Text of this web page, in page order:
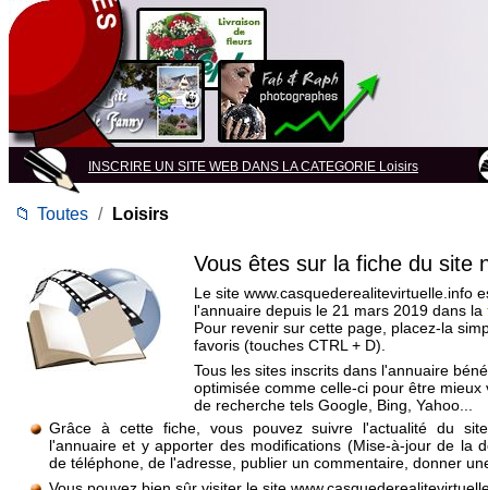
INSCRIRE UN SITE WEB DANS LA CATEGORIE Loisirs
📁 Toutes / Loisirs
Vous êtes sur la fiche du site
Le site www.casquederealitevirtuelle.info
l'annuaire depuis le 21 mars 2019 dans la
Pour revenir sur cette page, placez-la
favoris (touches CTRL + D).
Tous les sites inscrits dans l'annuaire
optimisée comme celle-ci pour être mieux
de recherche tels Google, Bing, Yahoo...
Grâce à cette fiche, vous pouvez suivre l'actualité du
l'annuaire et y apporter des modifications (Mise-à-jour de la
de téléphone, de l'adresse, publier un commentaire, donner